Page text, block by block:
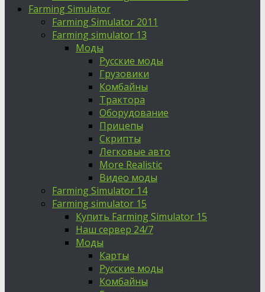
Farming Simulator
Farming Simulator 2011
Farming simulator 13
Моды
Русские моды
Грузовики
Комбайны
Трактора
Оборудование
Прицепы
Скрипты
Легковые авто
More Realistic
Видео моды
Farming Simulator 14
Farming simulator 15
Купить Farming Simulator 15
Наш сервер 24/7
Моды
Карты
Русские моды
Комбайны